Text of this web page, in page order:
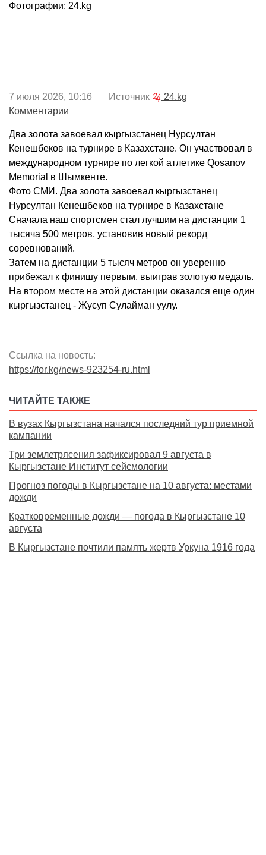
Фотографии: 24.kg
7 июля 2026, 10:16 Источник
24.kg
Комментарии
Два золота завоевал кыргызстанец Нурсултан
Кенешбеков на турнире в Казахстане. Он участвовал в
международном турнире по легкой атлетике Qosanov
Memorial в Шымкенте.
Фото СМИ. Два золота завоевал кыргызстанец
Нурсултан Кенешбеков на турнире в Казахстане
Сначала наш спортсмен стал лучшим на дистанции 1
тысяча 500 метров, установив новый рекорд
соревнований.
Затем на дистанции 5 тысяч метров он уверенно
прибежал к финишу первым, выиграв золотую медаль.
На втором месте на этой дистанции оказался еще один
кыргызстанец - Жусуп Сулайман уулу.
Ссылка на новость:
https://for.kg/news-923254-ru.html
ЧИТАЙТЕ ТАКЖЕ
В вузах Кыргызстана начался последний тур приемной
кампании
Три землетрясения зафиксировал 9 августа в
Кыргызстане Институт сейсмологии
Прогноз погоды в Кыргызстане на 10 августа: местами
дожди
Кратковременные дожди — погода в Кыргызстане 10
августа
В Кыргызстане почтили память жертв Уркуна 1916 года